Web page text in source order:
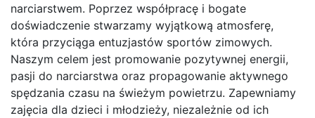
narciarstwem. Poprzez współpracę i bogate
doświadczenie stwarzamy wyjątkową atmosferę,
która przyciąga entuzjastów sportów zimowych.
Naszym celem jest promowanie pozytywnej energii,
pasji do narciarstwa oraz propagowanie aktywnego
spędzania czasu na świeżym powietrzu. Zapewniamy
zajęcia dla dzieci i młodzieży, niezależnie od ich